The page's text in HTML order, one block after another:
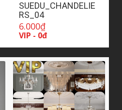
SUEDU_CHANDELIE
RS_04
6.000₫
VIP - 0đ